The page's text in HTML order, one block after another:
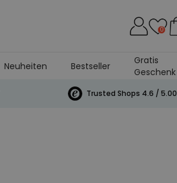
0
Neuheiten Bestseller
Gratis
Geschenk
Trusted Shops 4.6 / 5.00